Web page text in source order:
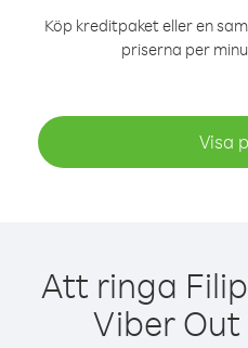
Köp kreditpaket eller en
priserna per
Visa
Att ringa
Viber